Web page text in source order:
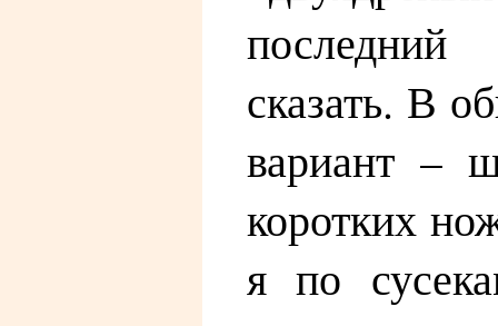
сказать. В
вариант –
коротких
я по